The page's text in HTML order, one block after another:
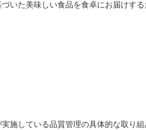
いた美味しい食品を食卓にお届けす
施している品質管理の具体的な取り